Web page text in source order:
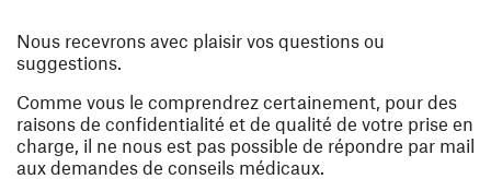
Nous recevrons avec plaisir vos questions ou
suggestions.
Comme vous le comprendrez certainement, pour des
raisons de confidentialité et de qualité de votre prise en
charge, il ne nous est pas possible de répondre par mail
aux demandes de conseils médicaux.